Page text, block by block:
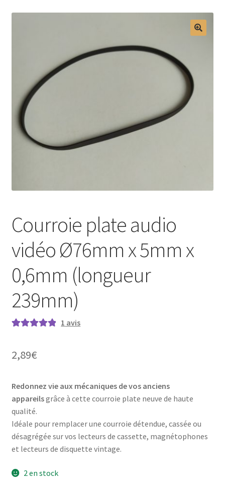
Courroie plate audio
vidéo Ø76mm x 5mm x
0,6mm (longueur
239mm)
notation
1 avis
2,89€
Redonnez vie aux mécaniques de vos anciens
appareilsgrâce à cette courroie plate neuve de haute
qualité.
Idéale pour remplacer une courroie détendue, cassée ou
désagrégée sur vos lecteurs de cassette, magnétophones
et lecteurs de disquette vintage.
2 en stock